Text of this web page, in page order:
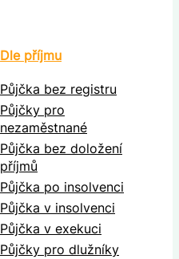
Dle příjmu
Půjčka bez registru
Půjčky pro
nezaměstnané
Půjčka bez doložení
příjmů
Půjčka po insolvenci
Půjčka v insolvenci
Půjčka v exekuci
Půjčky pro dlužníky